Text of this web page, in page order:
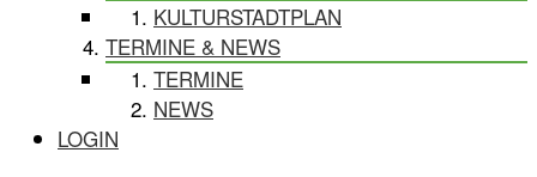
KULTURSTADTPLAN
TERMINE & NEWS
TERMINE
NEWS
LOGIN